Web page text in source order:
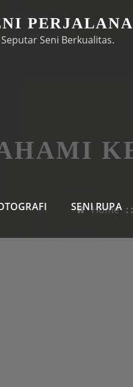
Seni Berkualitas.
SENI RUPA
Home